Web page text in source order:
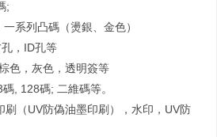
碼（燙銀、金色）
ID孔等
，灰色，透明簽等
碼; 二維碼等。
UV防偽油墨印刷），水印，UV防